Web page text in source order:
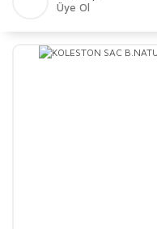
Üye Ol